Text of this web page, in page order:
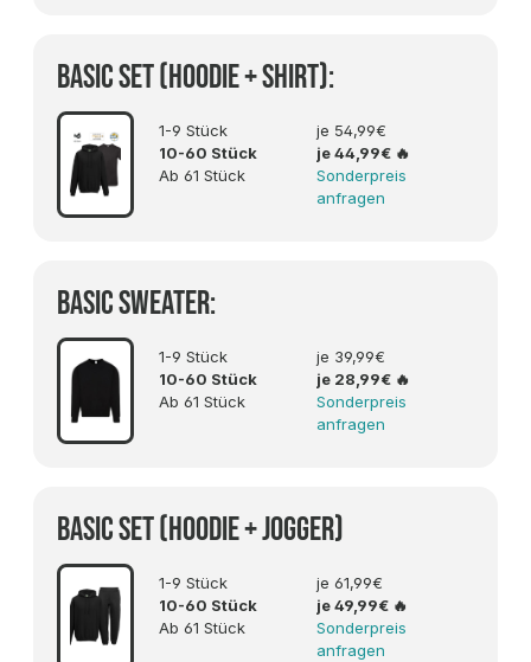
Basic SET (Hoodie + Shirt):
1-9 Stück
10-60 Stück
Ab 61 Stück
je 54,99€
je 44,99€ 🔥
Sonderpreis
anfragen
Basic Sweater:
1-9 Stück
10-60 Stück
Ab 61 Stück
je 39,99€
je 28,99€ 🔥
Sonderpreis
anfragen
Basic SET (Hoodie + Jogger)
1-9 Stück
10-60 Stück
Ab 61 Stück
je 61,99€
je 49,99€ 🔥
Sonderpreis
anfragen